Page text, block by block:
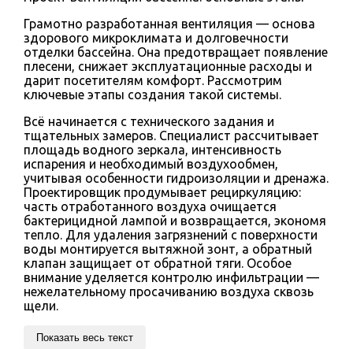
Грамотно разработанная вентиляция — основа
здорового микроклимата и долговечности
отделки бассейна. Она предотвращает появление
плесени, снижает эксплуатационные расходы и
дарит посетителям комфорт. Рассмотрим
ключевые этапы создания такой системы.
Всё начинается с технического задания и
тщательных замеров. Специалист рассчитывает
площадь водного зеркала, интенсивность
испарения и необходимый воздухообмен,
учитывая особенности гидроизоляции и дренажа.
Проектировщик продумывает рециркуляцию:
часть отработанного воздуха очищается
бактерицидной лампой и возвращается, экономя
тепло. Для удаления загрязнений с поверхности
воды монтируется вытяжной зонт, а обратный
клапан защищает от обратной тяги. Особое
внимание уделяется контролю инфильтрации —
нежелательному просачиванию воздуха сквозь
щели.
Показать весь текст